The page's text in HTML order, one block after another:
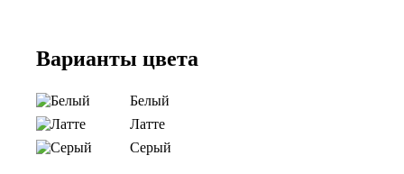
Варианты цвета
Белый
Латте
Серый